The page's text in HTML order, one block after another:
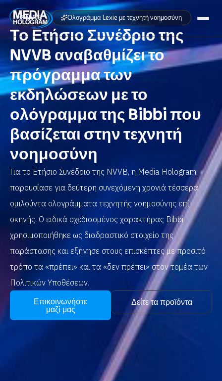
Σχετικά με εμάς
Προϊόντα
Έργα
Τελευταία νέα
Θέσεις εργασίας
Επικοινωνία
NL / BE FR GR / CY EN
NVVB Ολογράμμα Lexie με τεχνητή νοημοσύνη
Το Ετήσιο Συνέδριο της
NVVB αναβαθμίζει το
πρόγραμμα των
εκδηλώσεων με το
ολόγραμμα της Bibbi που
βασίζεται στην τεχνητή
νοημοσύνη
Για το Ετήσιο Συνέδριο της NVVB, η Media Hologram
παρουσίασε για δεύτερη συνεχόμενη χρονιά τέσσερα
ομιλούντα ολογράμματα τεχνητής νοημοσύνης επί
σκηνής. Ο ειδικά σχεδιασμένος χαρακτήρας Bibbi
χρησιμοποιήθηκε ως διαδραστικό στοιχείο της
παράστασης και εξήγησε στους επισκέπτες με προσιτό
τρόπο τα «πρέπει» και τα «δεν πρέπει» στον τομέα των
Πολιτικών Υποθέσεων.
Επικοινωνήστε
μαζί μας
Δείτε τα προϊόντα